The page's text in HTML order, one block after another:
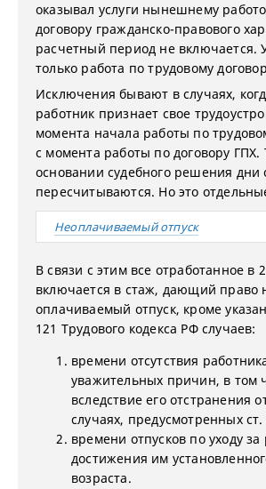
оказывал услуги нынешнему
договору гражданско-правового
расчетный период не включается.
только работа по трудовому
Исключения бывают в случаях,
работник признает свое
момента начала работы по
с момента работы по договору ГПХ.
основании судебного решения дни
пересчитываются. Но это
Неоплачиваемый отпуск
В связи с этим все отработанное в
включается в стаж, дающий право
оплачиваемый отпуск, кроме
121 Трудового кодекса РФ случаев:
времени отсутствия
уважительных причин, в том
вследствие его отстранения
случаях, предусмотренных
времени отпусков по уходу
достижения им
возраста.